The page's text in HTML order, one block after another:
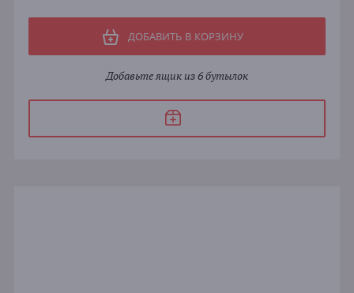
ДОБАВИТЬ В КОРЗИНУ
Добавьте ящик из 6 бутылок